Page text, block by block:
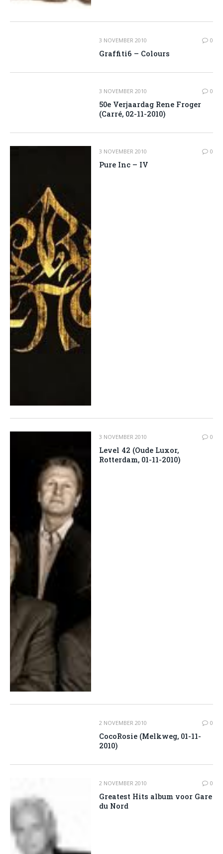
3 NOVEMBER 2010 0
Graffiti6 – Colours
3 NOVEMBER 2010 0
50e Verjaardag Rene Froger
(Carré, 02-11-2010)
3 NOVEMBER 2010 0
Pure Inc – IV
3 NOVEMBER 2010 0
Level 42 (Oude Luxor,
Rotterdam, 01-11-2010)
2 NOVEMBER 2010 0
CocoRosie (Melkweg, 01-11-
2010)
2 NOVEMBER 2010 0
Greatest Hits album voor Gare
du Nord